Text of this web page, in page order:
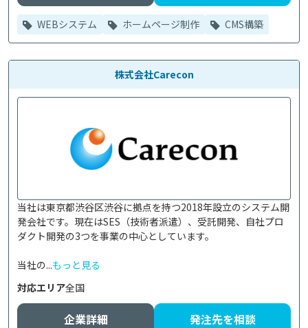
WEBシステム ホームページ制作 CMS構築
株式会社Carecon
当社は東京都渋谷区渋谷に拠点を持つ2018年設立のシステム開
発会社です。現在はSES（技術者派遣）、受託開発、自社プロ
ダクト開発の3つを事業の中心としています。
当社の...もっと見る
対応エリア全国
企業詳細 発注先を相談